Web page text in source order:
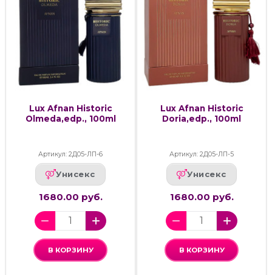
Lux Afnan Historic
Olmeda,edp., 100ml
Артикул: 2Д05-ЛП-6
Унисекс
1680.00 руб.
В КОРЗИНУ
Lux Afnan Historic
Doria,edp., 100ml
Артикул: 2Д05-ЛП-5
Унисекс
1680.00 руб.
В КОРЗИНУ